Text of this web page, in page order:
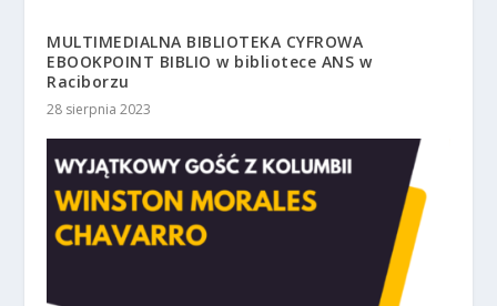
MULTIMEDIALNA BIBLIOTEKA CYFROWA
EBOOKPOINT BIBLIO w bibliotece ANS w
Raciborzu
28 sierpnia 2023